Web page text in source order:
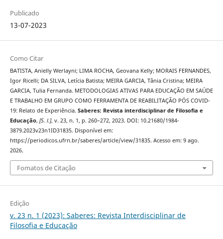
Publicado
13-07-2023
Como Citar
BATISTA, Anielly Werlayni; LIMA ROCHA, Geovana Kelly; MORAIS FERNANDES,
Igor Ricelli; DA SILVA, Letícia Batista; MEIRA GARCIA, Tânia Cristina; MEIRA
GARCIA, Tulia Fernanda. METODOLOGIAS ATIVAS PARA EDUCAÇÃO EM SAÚDE
E TRABALHO EM GRUPO COMO FERRAMENTA DE REABILITAÇÃO PÓS COVID-
19: Relato de Experiência. Saberes: Revista interdisciplinar de Filosofia e
Educação, [S. l.], v. 23, n. 1, p. 260–272, 2023. DOI: 10.21680/1984-
3879.2023v23n1ID31835. Disponível em:
https://periodicos.ufrn.br/saberes/article/view/31835. Acesso em: 9 ago.
2026.
Fomatos de Citação
Edição
v. 23 n. 1 (2023): Saberes: Revista Interdisciplinar de
Filosofia e Educação